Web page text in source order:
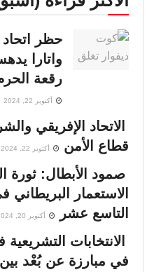
حظر
واتارا
رقعة
أكتوبر 22, 2024
الاتحاد الإفريقي
قطاع الأمن
أكتوبر 22, 2024
صمود الأبطال: ثورة
الاستعمار
التاسع عشر
أكتوبر 20, 2024
الانتخابات
في مبارزة عن بُعْد